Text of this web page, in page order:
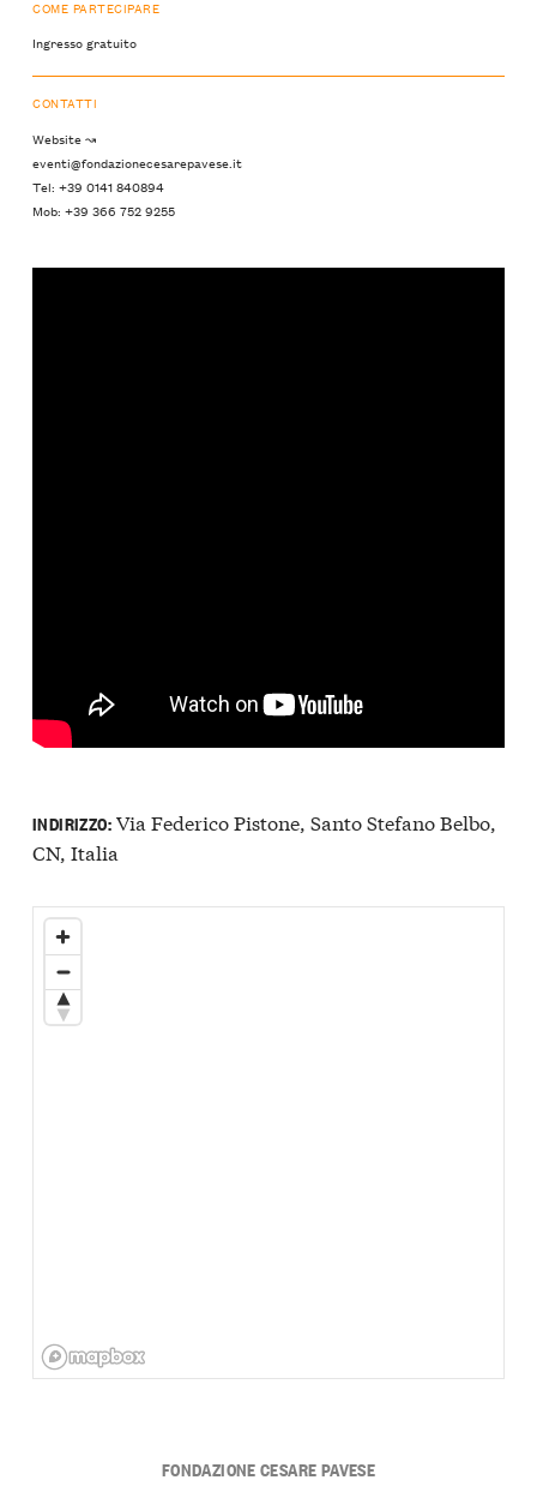
COME PARTECIPARE
Ingresso gratuito
CONTATTI
Website ↝
eventi@fondazionecesarepavese.it
Tel: +39 0141 840894
Mob: +39 366 752 9255
INDIRIZZO:Via Federico Pistone, Santo Stefano Belbo,
CN, Italia
FONDAZIONE CESARE PAVESE